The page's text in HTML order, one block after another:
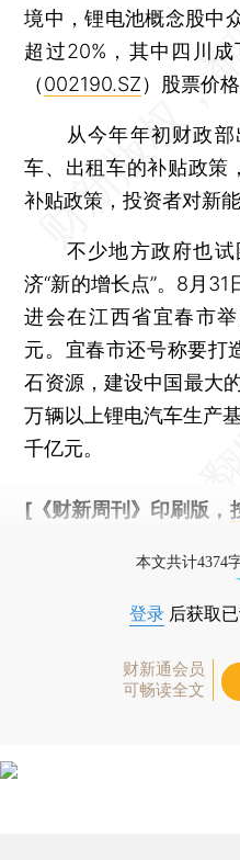
境中，锂电池概念股中
超过20%，其中四川
（002190.SZ）股票价
从今年年初财政部
车、出租车的补贴政策
补贴政策，投资者对新
不少地方政府也试
济“新的增长点”。8月
进会在江西省宜春市
元。宜春市还号称要打
石资源，建设中国最大
万辆以上锂电汽车生产
千亿元。
[《财新周刊》印刷版，
本文共计4374
登录 后获取
财新通会员
可畅读全文